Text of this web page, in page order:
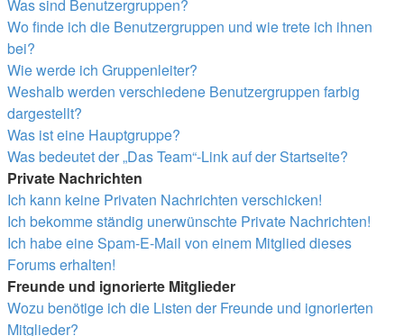
Was sind Benutzergruppen?
Wo finde ich die Benutzergruppen und wie trete ich ihnen
bei?
Wie werde ich Gruppenleiter?
Weshalb werden verschiedene Benutzergruppen farbig
dargestellt?
Was ist eine Hauptgruppe?
Was bedeutet der „Das Team“-Link auf der Startseite?
Private Nachrichten
Ich kann keine Privaten Nachrichten verschicken!
Ich bekomme ständig unerwünschte Private Nachrichten!
Ich habe eine Spam-E-Mail von einem Mitglied dieses
Forums erhalten!
Freunde und ignorierte Mitglieder
Wozu benötige ich die Listen der Freunde und ignorierten
Mitglieder?